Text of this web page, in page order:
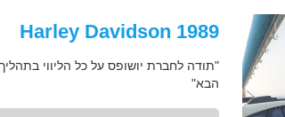
1989 Harley Davidson
"תודה לחברת יושופס על כל הליווי
הבא"